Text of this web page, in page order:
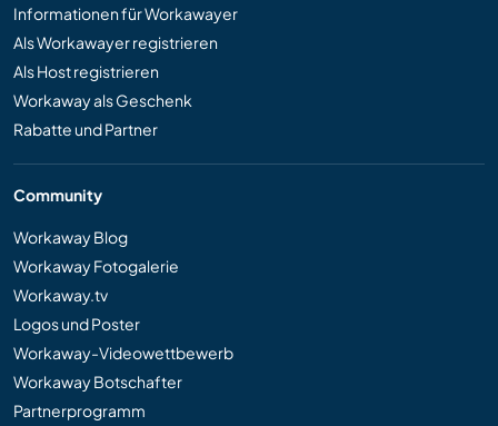
Informationen für Workawayer
Als Workawayer registrieren
Als Host registrieren
Workaway als Geschenk
Rabatte und Partner
Community
Workaway Blog
Workaway Fotogalerie
Workaway.tv
Logos und Poster
Workaway-Videowettbewerb
Workaway Botschafter
Partnerprogramm